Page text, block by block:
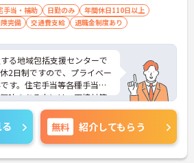
手当・補助 日勤のみ
年間休日110日以上
完備 交通費支給 退職金制度あり
る地域包括支援センターで
2日制ですので、プライベー
す。住宅手当等各種手当も
味のある方には、面接対策
細をお話しいたしますので
！
無料 紹介してもらう